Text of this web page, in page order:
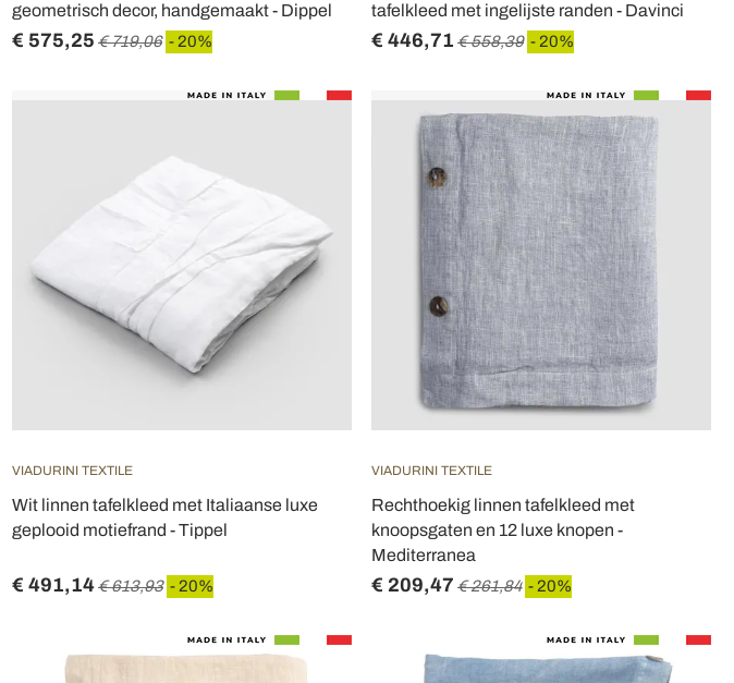
geometrisch decor, handgemaakt - Dippel
€ 575,25 € 719,06 - 20%
tafelkleed met ingelijste randen - Davinci
€ 446,71 € 558,39 - 20%
VIADURINI TEXTILE
Wit linnen tafelkleed met Italiaanse luxe
geplooid motiefrand - Tippel
€ 491,14€ 613,93 - 20%
VIADURINI TEXTILE
Rechthoekig linnen tafelkleed met
knoopsgaten en 12 luxe knopen -
Mediterranea
€ 209,47 € 261,84 - 20%